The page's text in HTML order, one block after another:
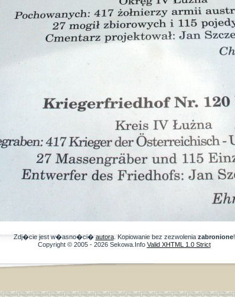
Zdj�cie jest w�asno�ci� autora. Kopiowanie bez zezwolenia zabronione!
Copyright © 2005 - 2026 Sekowa.Info Valid XHTML 1.0 Strict